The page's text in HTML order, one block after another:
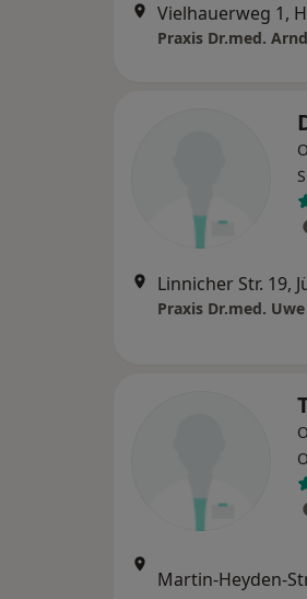
Vielhauerweg 1,
Linnicher Str. 19,